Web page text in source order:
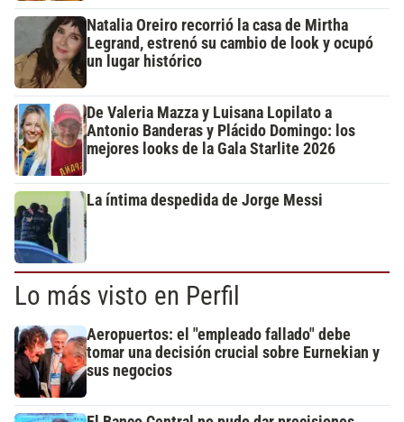
Natalia Oreiro recorrió la casa de Mirtha
Legrand, estrenó su cambio de look y ocupó
un lugar histórico
De Valeria Mazza y Luisana Lopilato a
Antonio Banderas y Plácido Domingo: los
mejores looks de la Gala Starlite 2026
La íntima despedida de Jorge Messi
Lo más visto en Perfil
Aeropuertos: el "empleado fallado" debe
tomar una decisión crucial sobre Eurnekian y
sus negocios